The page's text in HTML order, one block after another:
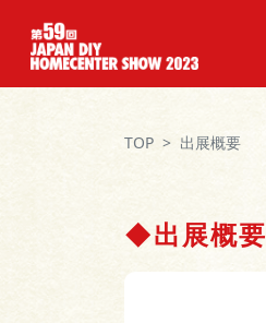
TOP 出展概要
◆出展概要